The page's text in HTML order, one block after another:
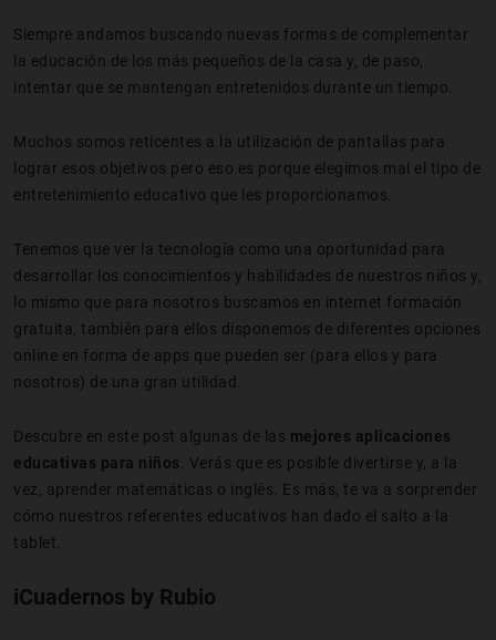
Siempre andamos buscando nuevas formas de complementar
la educación de los más pequeños de la casa y, de paso,
intentar que se mantengan entretenidos durante un tiempo.
Muchos somos reticentes a la utilización de pantallas para
lograr esos objetivos pero eso es porque elegimos mal el tipo de
entretenimiento educativo que les proporcionamos.
Tenemos que ver la tecnología como una oportunidad para
desarrollar los conocimientos y habilidades de nuestros niños y,
lo mismo que para nosotros buscamos en internet formación
gratuita, también para ellos disponemos de diferentes opciones
online en forma de apps que pueden ser (para ellos y para
nosotros) de una gran utilidad.
Descubre en este post algunas de las mejores aplicaciones
educativas para niños . Verás que es posible divertirse y, a la
vez, aprender matemáticas o inglés. Es más, te va a sorprender
cómo nuestros referentes educativos han dado el salto a la
tablet.
iCuadernos by Rubio